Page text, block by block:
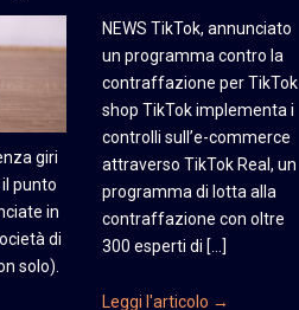
giri
il punto
in
di
solo).
NEWS TikTok, annunciato
un programma contro la
contraffazione per TikTok
shop TikTok implementa i
controlli sull’e-commerce
attraverso TikTok Real, un
programma di lotta alla
contraffazione con oltre
300 esperti di […]
Leggi l'articolo →